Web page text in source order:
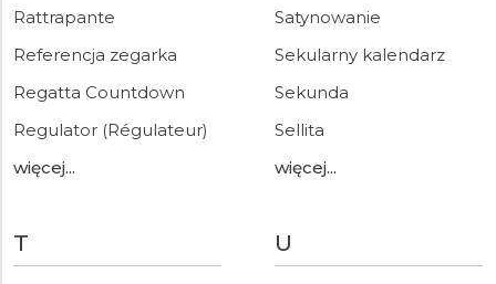
Rattrapante
Referencja zegarka
Regatta Countdown
Regulator (Régulateur)
więcej...
Satynowanie
Sekularny kalendarz
Sekunda
Sellita
więcej...
T U